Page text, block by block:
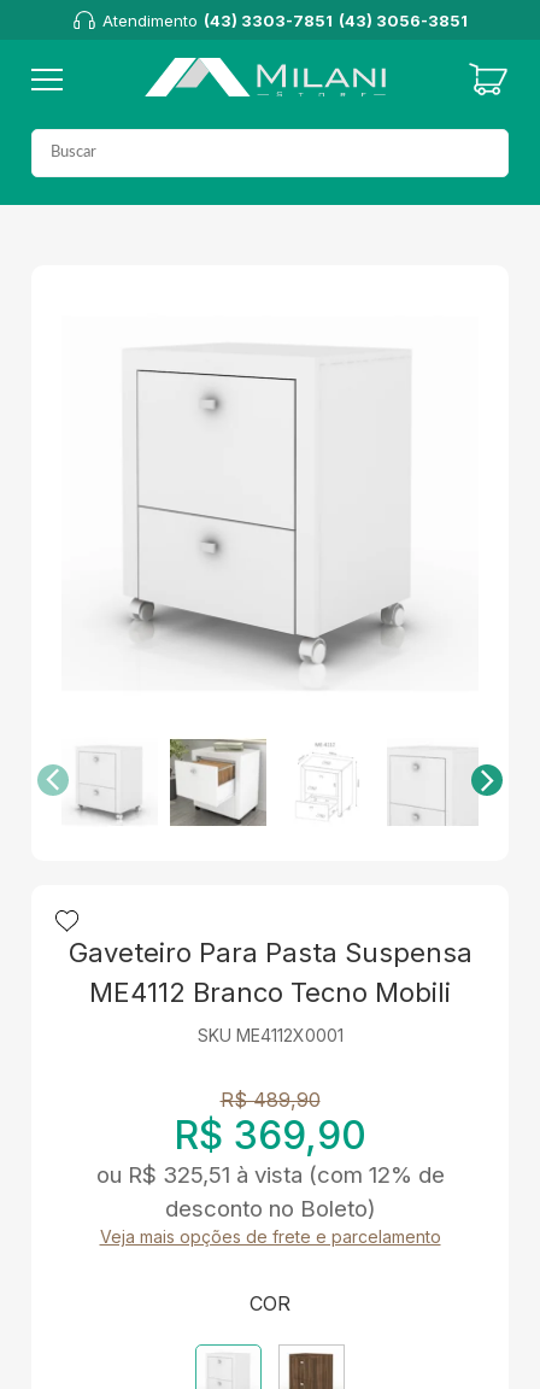
Atendimento (43) 3303-7851 (43) 3056-3851
Gaveteiro Para Pasta Suspensa
ME4112 Branco Tecno Mobili
SKU ME4112X0001
R$ 489,90
R$ 369,90
ou R$ 325,51 à vista (com 12% de
desconto no Boleto)
Veja mais opções de frete e parcelamento
COR